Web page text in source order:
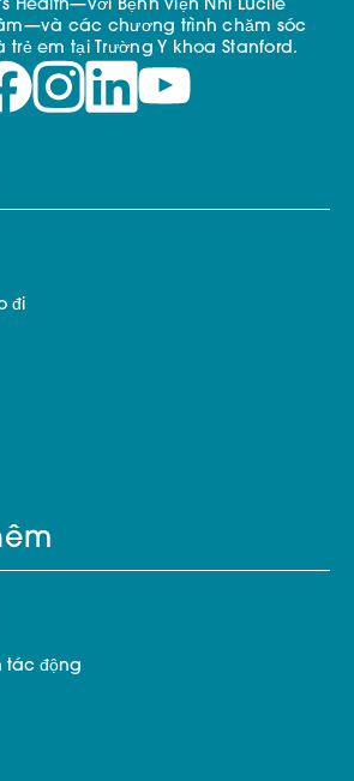
Health—với Bệnh viện Nhi Lucile
các chương trình chăm sóc
em tại Trường Y khoa Stanford.
đi
tác động